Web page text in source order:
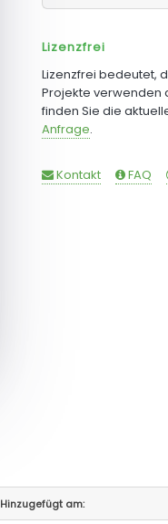
Lizenzfrei
Lizenzfrei bedeutet,
Projekte verwenden
finden Sie die
Anfrage.
Kontakt FAQ
Hinzugefügt am: